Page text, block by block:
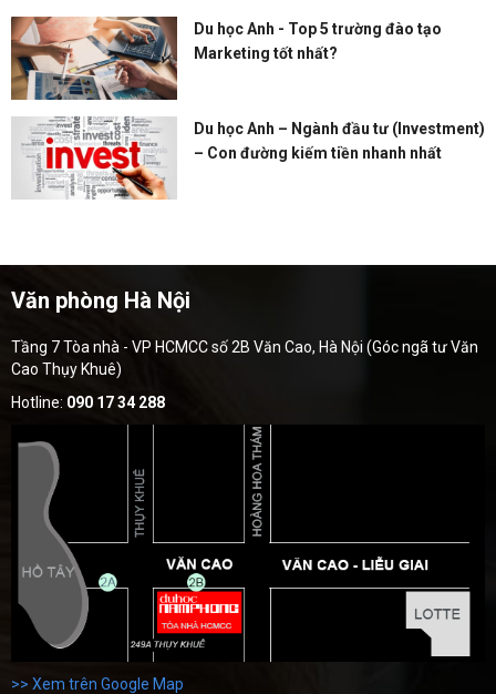
Du học Anh - Top 5 trường đào tạo
Marketing tốt nhất?
Du học Anh – Ngành đầu tư (Investment)
– Con đường kiếm tiền nhanh nhất
Văn phòng Hà Nội
Tầng 7 Tòa nhà - VP HCMCC số 2B Văn Cao, Hà Nội (Góc ngã tư Văn
Cao Thụy Khuê)
Hotline: 090 17 34 288
>> Xem trên Google Map